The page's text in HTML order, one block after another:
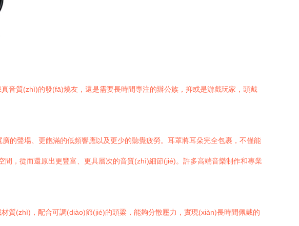
音質(zhì)的發(fā)燒友，還是需要長時間專注的辦公族，抑或是游戲玩家，頭戴
的聲場、更飽滿的低頻響應以及更少的聽覺疲勞。耳罩將耳朵完全包裹，不僅能
，從而還原出更豐富、更具層次的音質(zhì)細節(jié)。許多高端音樂制作和專業
質(zhì)，配合可調(diào)節(jié)的頭梁，能夠分散壓力，實現(xiàn)長時間佩戴的